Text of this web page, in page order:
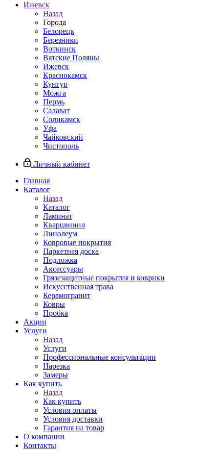
Ижевск
Назад
Города
Белорецк
Березники
Воткинск
Вятские Поляны
Ижевск
Краснокамск
Кунгур
Можга
Пермь
Салават
Соликамск
Уфа
Чайковский
Чистополь
Личный кабинет
Главная
Каталог
Назад
Каталог
Ламинат
Кварцвинил
Линолеум
Ковровые покрытия
Паркетная доска
Подложка
Аксессуары
Грязезащитные покрытия и коврики
Искусственная трава
Керамогранит
Ковры
Пробка
Акции
Услуги
Назад
Услуги
Профессиональные консультации
Нарезка
Замеры
Как купить
Назад
Как купить
Условия оплаты
Условия доставки
Гарантия на товар
О компании
Контакты